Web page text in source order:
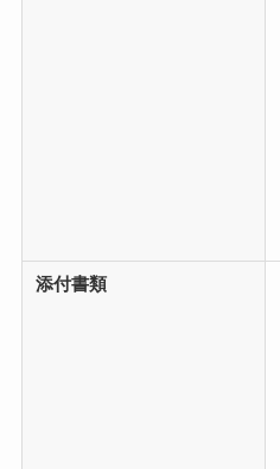
添付書類